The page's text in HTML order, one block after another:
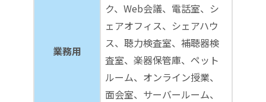
業務用
ク、Web会議、電話室、シ
ェアオフィス、シェアハウ
ス、聴力検査室、補聴器検
査室、楽器保管庫、ペット
ルーム、オンライン授業、
面会室、サーバールーム、